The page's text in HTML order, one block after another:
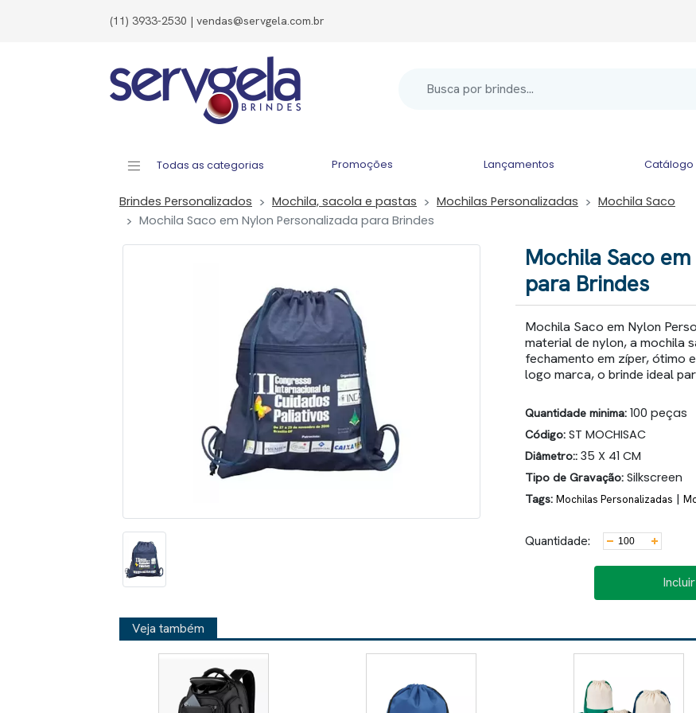
(11) 3933-2530 | vendas@servgela.com.br
Todas as categorias Promoções Lançamentos Catálogo
Brindes Personalizados Mochila, sacola e pastas Mochilas Personalizadas
Mochila Saco
Mochila Saco em Nylon Personalizada para Brindes
Mochila Saco
para Brindes
Mochila Saco em Nylon
material de nylon, a mochila
fechamento em zíper, ótimo
logo marca, o brinde ideal
Quantidade minima: 100 peças
Código: ST MOCHISAC
Diâmetro:: 35 X 41 CM
Tipo de Gravação: Silkscreen
Tags: Mochilas Personalizadas |
Quantidade:
Veja também